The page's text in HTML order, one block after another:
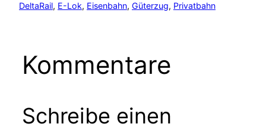
DeltaRail, E-Lok, Eisenbahn, Güterzug, Privatbahn
Kommentare
Schreibe einen